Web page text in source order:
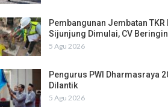
Pembangunan Jembatan TKR
Sijunjung Dimulai, CV
5 Agu 2026
Pengurus PWI Dharmasraya
Dilantik
5 Agu 2026